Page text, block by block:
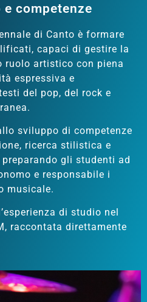
competenze
di Canto è formare
capaci di gestire la
ruolo artistico con piena
espressiva e
del pop, del rock e
sviluppo di competenze
ricerca stilistica e
gli studenti ad
e responsabile i
musicale.
di studio nel
raccontata direttamente